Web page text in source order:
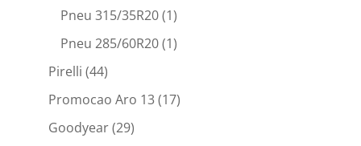
Pneu 315/35R20(1)
Pneu 285/60R20(1)
Pirelli (44)
Promocao Aro 13(17)
Goodyear(29)